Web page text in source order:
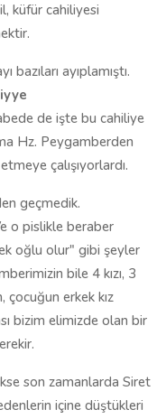
küfür cahiliyesi
ayıplamıştı.
de işte bu cahiliye
Hz. Peygamberden
çalışıyorlardı.
geçmedik.
o pislikle beraber
oğlu olur" gibi şeyler
bile 4 kızı, 3
erkek kız
bizim elimizde olan bir
son zamanlarda Siret
içine düştükleri